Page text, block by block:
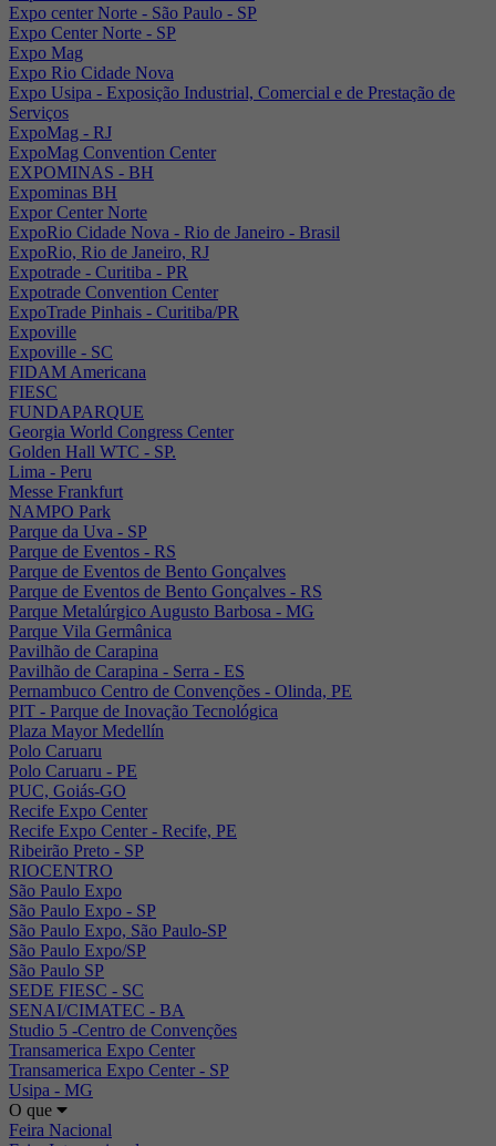
Expo center Norte - São Paulo - SP
Expo Center Norte - SP
Expo Mag
Expo Rio Cidade Nova
Expo Usipa - Exposição Industrial, Comercial e de Prestação de
Serviços
ExpoMag - RJ
ExpoMag Convention Center
EXPOMINAS - BH
Expominas BH
Expor Center Norte
ExpoRio Cidade Nova - Rio de Janeiro - Brasil
ExpoRio, Rio de Janeiro, RJ
Expotrade - Curitiba - PR
Expotrade Convention Center
ExpoTrade Pinhais - Curitiba/PR
Expoville
Expoville - SC
FIDAM Americana
FIESC
FUNDAPARQUE
Georgia World Congress Center
Golden Hall WTC - SP.
Lima - Peru
Messe Frankfurt
NAMPO Park
Parque da Uva - SP
Parque de Eventos - RS
Parque de Eventos de Bento Gonçalves
Parque de Eventos de Bento Gonçalves - RS
Parque Metalúrgico Augusto Barbosa - MG
Parque Vila Germânica
Pavilhão de Carapina
Pavilhão de Carapina - Serra - ES
Pernambuco Centro de Convenções - Olinda, PE
PIT - Parque de Inovação Tecnológica
Plaza Mayor Medellín
Polo Caruaru
Polo Caruaru - PE
PUC, Goiás-GO
Recife Expo Center
Recife Expo Center - Recife, PE
Ribeirão Preto - SP
RIOCENTRO
São Paulo Expo
São Paulo Expo - SP
São Paulo Expo, São Paulo-SP
São Paulo Expo/SP
São Paulo SP
SEDE FIESC - SC
SENAI/CIMATEC - BA
Studio 5 -Centro de Convenções
Transamerica Expo Center
Transamerica Expo Center - SP
Usipa - MG
O que
Feira Nacional